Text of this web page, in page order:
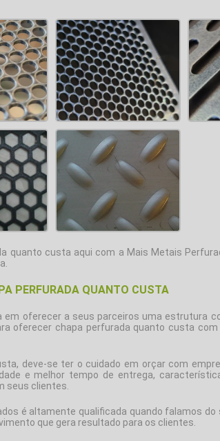
quanto custa aqui com a Mais Metais
PERFURADA QUANTO CUSTA
em oferecer a seus parceiros uma estrutura
oferecer chapa perfurada quanto custa com
, deve-se ter o cuidado em orçar com
e melhor tempo de entrega,
seus clientes.
é altamente qualificada quando falamos
que gera resultado para os clientes.